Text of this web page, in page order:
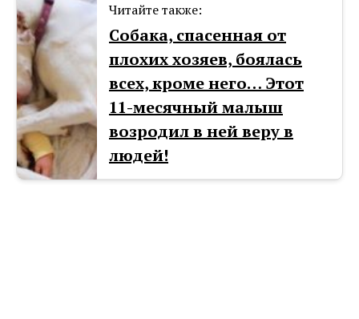
Читайте также:
Собака, спасенная от
плохих хозяев, боялась
всех, кроме него… Этот
11-месячный малыш
возродил в ней веру в
людей!